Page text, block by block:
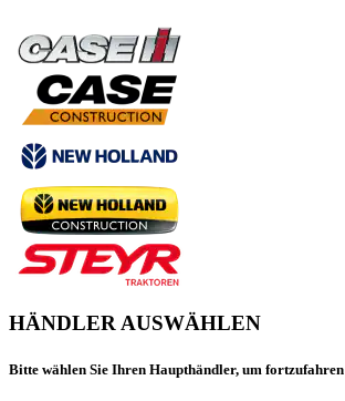
HÄNDLER AUSWÄHLEN
Bitte wählen Sie Ihren Haupthändler, um fortzufahren